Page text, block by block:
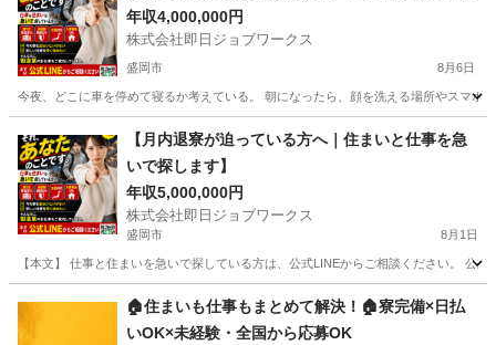
年収4,000,000円
株式会社即日ジョブワークス
盛岡市 8月6日
今夜、どこに車を停めて寝るか考えている。 朝になったら、顔を洗える場所やスマ
その他 未経験
【月内退寮が迫っている方へ｜住まいと仕事を急
いで探します】
年収5,000,000円
株式会社即日ジョブワークス
盛岡市 8月1日
【本文】 仕事と住まいを急いで探している方は、公式LINEからご相談ください。 公
その他
🏠住まいも仕事もまとめて解決！🏠寮完備×日払
いOK×未経験・全国から応募OK